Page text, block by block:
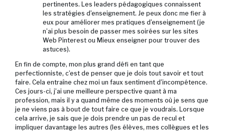
pertinentes. Les leaders pédagogiques connaissent
les stratégies d’enseignement. Je peux donc me fier à
eux pour améliorer mes pratiques d’enseignement (je
n’ai plus besoin de passer mes soirées sur les sites
Web Pinterest ou Mieux enseigner pour trouver des
astuces).
En fin de compte, mon plus grand défi en tant que
perfectionniste, c’est de penser que je dois tout savoir et tout
faire. Cela entraîne chez moi un faux sentiment d’incompétence.
Ces jours-ci, j’ai une meilleure perspective quant à ma
profession, mais il y a quand même des moments où je sens que
je ne viens pas à bout de tout faire ce que je voudrais. Lorsque
cela arrive, je sais que je dois prendre un pas de recul et
impliquer davantage les autres (les élèves, mes collègues et les